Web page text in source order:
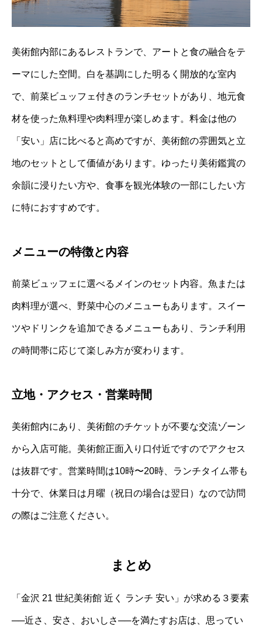
美術館内部にあるレストランで、アートと食の融合をテ
ーマにした空間。白を基調にした明るく開放的な室内
で、前菜ビュッフェ付きのランチセットがあり、地元食
材を使った魚料理や肉料理が楽しめます。料金は他の
「安い」店に比べると高めですが、美術館の雰囲気と立
地のセットとして価値があります。ゆったり美術鑑賞の
余韻に浸りたい方や、食事を観光体験の一部にしたい方
に特におすすめです。
メニューの特徴と内容
前菜ビュッフェに選べるメインのセット内容。魚または
肉料理が選べ、野菜中心のメニューもあります。スイー
ツやドリンクを追加できるメニューもあり、ランチ利用
の時間帯に応じて楽しみ方が変わります。
立地・アクセス・営業時間
美術館内にあり、美術館のチケットが不要な交流ゾーン
から入店可能。美術館正面入り口付近ですのでアクセス
は抜群です。営業時間は10時〜20時、ランチタイム帯も
十分で、休業日は月曜（祝日の場合は翌日）なので訪問
の際はご注意ください。
まとめ
「金沢 21 世紀美術館 近く ランチ 安い」が求める３要素
──近さ、安さ、おいしさ──を満たすお店は、思ってい